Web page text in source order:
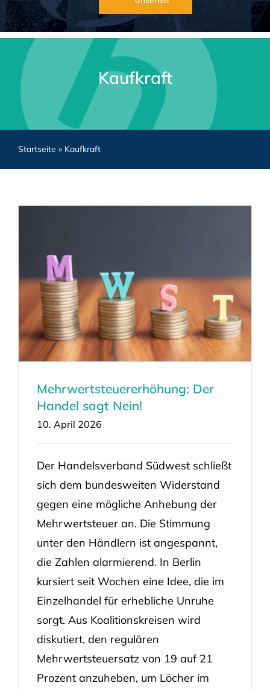
Kaufkraft
Startseite » Kaufkraft
Mehrwertsteuererhöhung: Der
Handel sagt Nein!
10. April 2026
Der Handelsverband Südwest schließt
sich dem bundesweiten Widerstand
gegen eine mögliche Anhebung der
Mehrwertsteuer an. Die Stimmung
unter den Händlern ist angespannt,
die Zahlen alarmierend. In Berlin
kursiert seit Wochen eine Idee, die im
Einzelhandel für erhebliche Unruhe
sorgt. Aus Koalitionskreisen wird
diskutiert, den regulären
Mehrwertsteuersatz von 19 auf 21
Prozent anzuheben, um Löcher im